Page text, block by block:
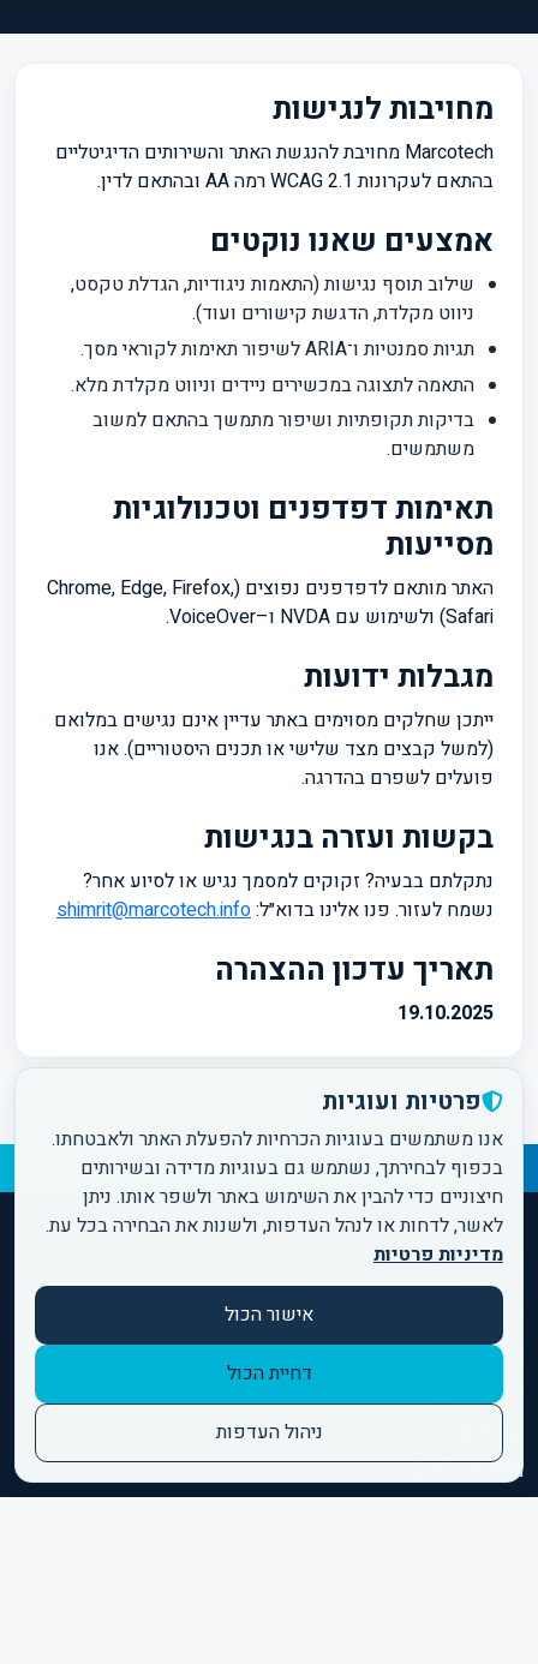
מחויבות לנגישות
Marcotech מחויבת להנגשת האתר והשירותים הדיגיטליים
בהתאם לעקרונות WCAG 2.1 רמה AA ובהתאם לדין.
אמצעים שאנו נוקטים
שילוב תוסף נגישות (התאמות ניגודיות, הגדלת טקסט,
ניווט מקלדת, הדגשת קישורים ועוד).
תגיות סמנטיות ו־ARIA לשיפור תאימות לקוראי מסך.
התאמה לתצוגה במכשירים ניידים וניווט מקלדת מלא.
בדיקות תקופתיות ושיפור מתמשך בהתאם למשוב
משתמשים.
תאימות דפדפנים וטכנולוגיות
מסייעות
האתר מותאם לדפדפנים נפוצים (Chrome, Edge, Firefox,
Safari) ולשימוש עם NVDA ו–VoiceOver.
מגבלות ידועות
ייתכן שחלקים מסוימים באתר עדיין אינם נגישים במלואם
(למשל קבצים מצד שלישי או תכנים היסטוריים). אנו
פועלים לשפרם בהדרגה.
בקשות ועזרה בנגישות
נתקלתם בבעיה? זקוקים למסמך נגיש או לסיוע אחר?
נשמח לעזור. פנו אלינו בדוא״ל:shimrit@marcotech.info
תאריך עדכון ההצהרה
19.10.2025
התחברו אלינו ברשתות:
ניווט מהיר
אודות
הנהלת החברה
מאמרים (בלוג)
פרטיות ועוגיות
אנו משתמשים בעוגיות הכרחיות להפעלת האתר ולאבטחתו.
בכפוף לבחירתך, נשתמש גם בעוגיות מדידה ובשירותים
חיצוניים כדי להבין את השימוש באתר ולשפר אותו. ניתן
לאשר, לדחות או לנהל העדפות, ולשנות את הבחירה בכל עת.
מדיניות פרטיות
אישור הכול
דחיית הכול
ניהול העדפות